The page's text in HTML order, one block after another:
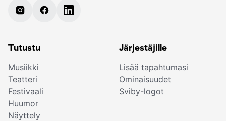
Tutustu
Musiikki
Teatteri
Festivaali
Huumor
Näyttely
Järjestäjille
Lisää tapahtumasi
Ominaisuudet
Sviby-logot